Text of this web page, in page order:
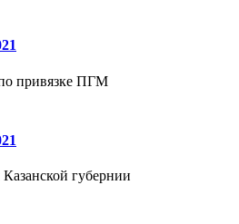
привязке ПГМ
губернии